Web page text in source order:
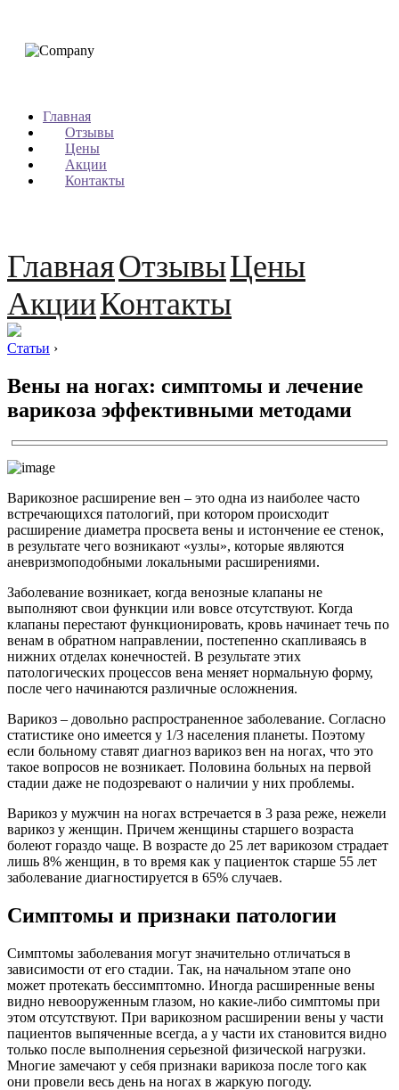
Главная
Отзывы
Цены
Акции
Контакты
ГлавнаяОтзывыЦены
АкцииКонтакты
Статьи ›
Вены на ногах: симптомы и лечение
варикоза эффективными методами
Варикозное расширение вен – это одна из наиболее часто
встречающихся патологий, при котором происходит
расширение диаметра просвета вены и истончение ее стенок,
в результате чего возникают «узлы», которые являются
аневризмоподобными локальными расширениями.
Заболевание возникает, когда венозные клапаны не
выполняют свои функции или вовсе отсутствуют. Когда
клапаны перестают функционировать, кровь начинает течь по
венам в обратном направлении, постепенно скапливаясь в
нижних отделах конечностей. В результате этих
патологических процессов вена меняет нормальную форму,
после чего начинаются различные осложнения.
Варикоз – довольно распространенное заболевание. Согласно
статистике оно имеется у 1/3 населения планеты. Поэтому
если больному ставят диагноз варикоз вен на ногах, что это
такое вопросов не возникает. Половина больных на первой
стадии даже не подозревают о наличии у них проблемы.
Варикоз у мужчин на ногах встречается в 3 раза реже, нежели
варикоз у женщин. Причем женщины старшего возраста
болеют гораздо чаще. В возрасте до 25 лет варикозом страдает
лишь 8% женщин, в то время как у пациенток старше 55 лет
заболевание диагностируется в 65% случаев.
Симптомы и признаки патологии
Симптомы заболевания могут значительно отличаться в
зависимости от его стадии. Так, на начальном этапе оно
может протекать бессимптомно. Иногда расширенные вены
видно невооруженным глазом, но какие-либо симптомы при
этом отсутствуют. При варикозном расширении вены у части
пациентов выпяченные всегда, а у части их становится видно
только после выполнения серьезной физической нагрузки.
Многие замечают у себя признаки варикоза после того как
они провели весь день на ногах в жаркую погоду.